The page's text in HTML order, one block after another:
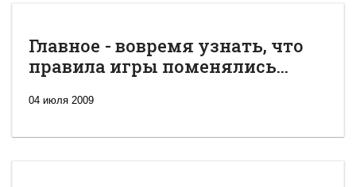
Главное - вовремя узнать, что
правила игры поменялись...
04 июля 2009